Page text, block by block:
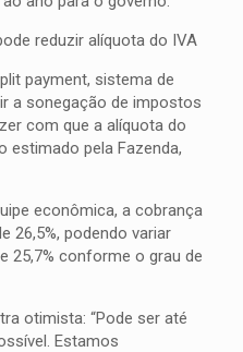
reduzir alíquota do IVA
payment, sistema de
a sonegação de impostos
com que a alíquota do
estimado pela Fazenda,
econômica, a cobrança
26,5%, podendo variar
25,7% conforme o grau de
otimista: “Pode ser até
Estamos